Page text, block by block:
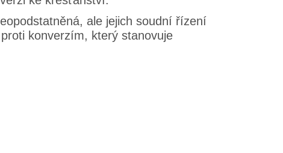
ale jejich soudní řízení
konverzím, který stanovuje